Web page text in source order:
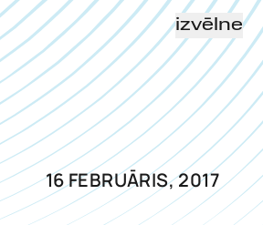
izvēlne
16 FEBRUĀRIS, 2017